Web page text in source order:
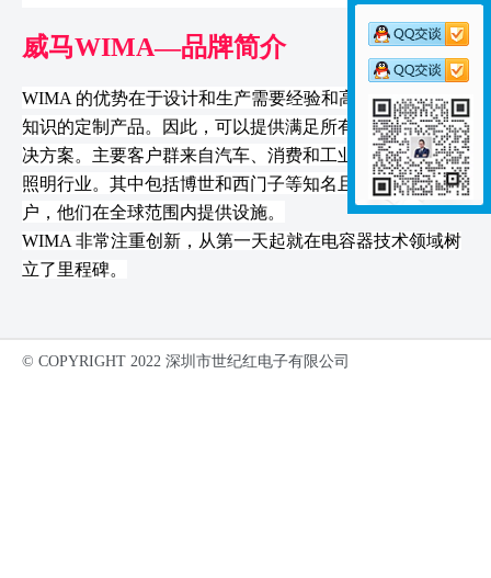
威马WIMA—品牌简介
WIMA 的优势在于设计和生产需要经验和高度发达的专业
知识的定制产品。
因此，可以提供满足所有客户需求的解
决方案。 主要客户群来自汽车、消费和工业电子产品以及
照明行业。 其中包括博世和西门子等知名且要求苛刻的客
户，他们在全球范围内提供设施。
WIMA 非常注重创新，从第一天起就在电容器技术领域树
立了里程碑。
© COPYRIGHT 2022 深圳市世纪红电子有限公司